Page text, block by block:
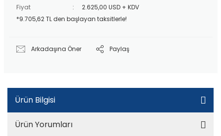
Fiyat
2.625,00 USD + KDV
*9.705,62 TL den başlayan taksitlerle!
Arkadaşına Öner Paylaş
Ürün Bilgisi
Ürün Yorumları